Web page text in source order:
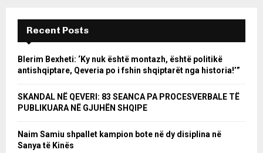
Recent Posts
Blerim Bexheti: ‘Ky nuk është montazh, është politikë
antishqiptare, Qeveria po i fshin shqiptarët nga historia!’”
SKANDAL NË QEVERI: 83 SEANCA PA PROCESVERBALE TË
PUBLIKUARA NË GJUHËN SHQIPE
Naim Samiu shpallet kampion bote në dy disiplina në
Sanya të Kinës